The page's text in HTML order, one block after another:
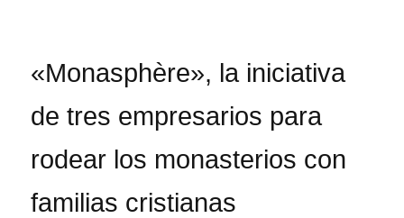
«Monasphère», la iniciativa
de tres empresarios para
rodear los monasterios con
familias cristianas